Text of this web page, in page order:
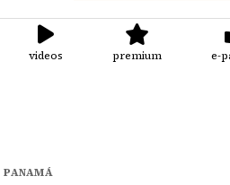
videos premium e-
PANAMÁ